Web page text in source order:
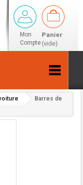
Mon
Compte
Panier
(vide)
Barres de